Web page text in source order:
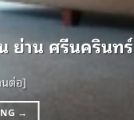
ย่าน ศรีนครินทร์
ต่อ]
→